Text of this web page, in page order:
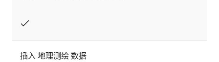
插入 地理测绘 数据